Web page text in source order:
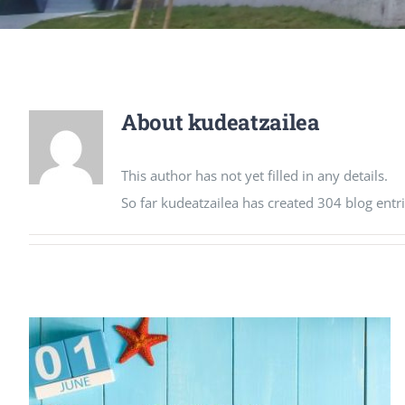
Aboutkudeatzailea
This author has not yet filled in any details.
So far kudeatzailea has created 304 blog